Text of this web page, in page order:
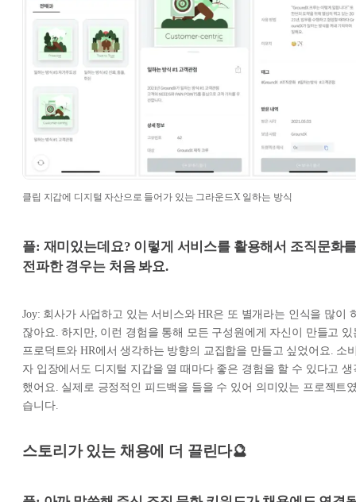
클립 지갑에 디지털 자산으로 들어가 있는 그라운드X 일하는 방식
플: 재미있는데요? 이렇게 서비스를 활용해서 조직문화
전파한 경우는 처음 봐요.
Joy: 회사가 사업하고 있는 서비스와 HR은 또 별개라는 인식을 많이
잖아요. 하지만, 이런 경험을 통해 모든 구성원에게 자신이 만들고 있
프로덕트와 HR에서 생각하는 방향의 교집합을 만들고 싶었어요. 소
자 입장에서도 디지털 지갑을 열 때마다 좋은 경험을 할 수 있다고 생
했어요. 실제로 긍정적인 피드백을 들을 수 있어 의미있는 프로젝트
습니다.
스토리가 있는 채용에 더 끌린다🔮